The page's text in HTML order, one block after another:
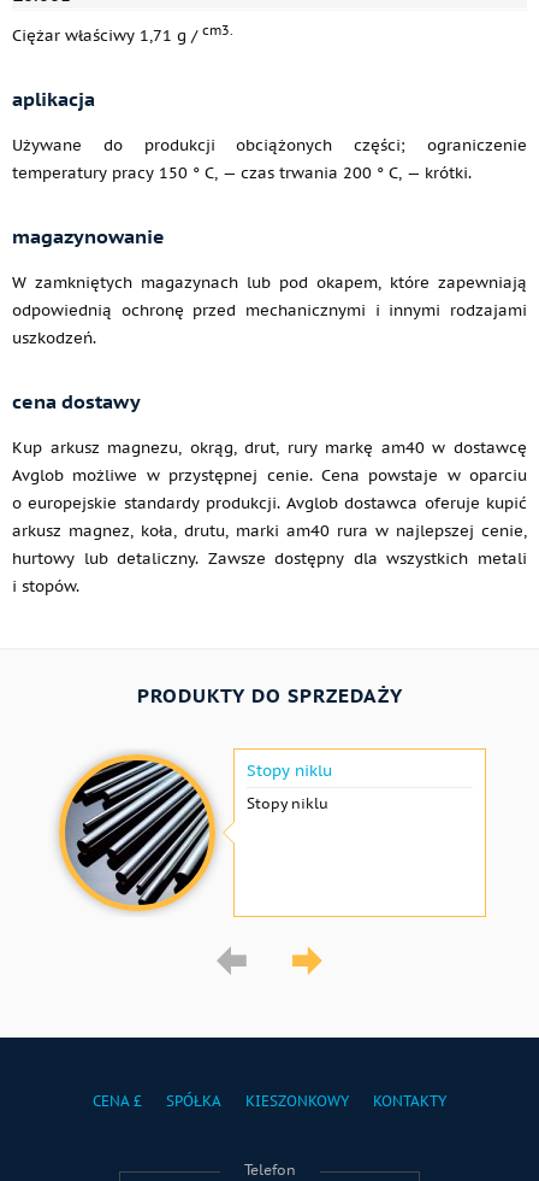
Ciężar właściwy 1,71 g / cm3.
aplikacja
Używane do produkcji obciążonych części; ograniczenie
temperatury pracy 150 ° C, — czas trwania 200 ° C, — krótki.
magazynowanie
W zamkniętych magazynach lub pod okapem, które zapewniają
odpowiednią ochronę przed mechanicznymi i innymi rodzajami
uszkodzeń.
cena dostawy
Kup arkusz magnezu, okrąg, drut, rury markę am40 w dostawcę
Avglob możliwe w przystępnej cenie. Cena powstaje w oparciu
o europejskie standardy produkcji. Avglob dostawca oferuje kupić
arkusz magnez, koła, drutu, marki am40 rura w najlepszej cenie,
hurtowy lub detaliczny. Zawsze dostępny dla wszystkich metali
i stopów.
PRODUKTY DO SPRZEDAŻY
Stopy niklu
Stopy niklu
CENA £ SPÓŁKA KIESZONKOWY KONTAKTY
Telefon